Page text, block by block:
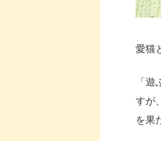
愛猫
「
すが
を果